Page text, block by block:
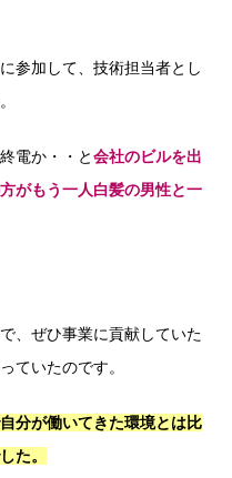
参加して、技術担当者とし
電か・・と会社のビルを出
がもう一人白髪の男性と一
、ぜひ事業に貢献していた
ていたのです。
分が働いてきた環境とは比
た。